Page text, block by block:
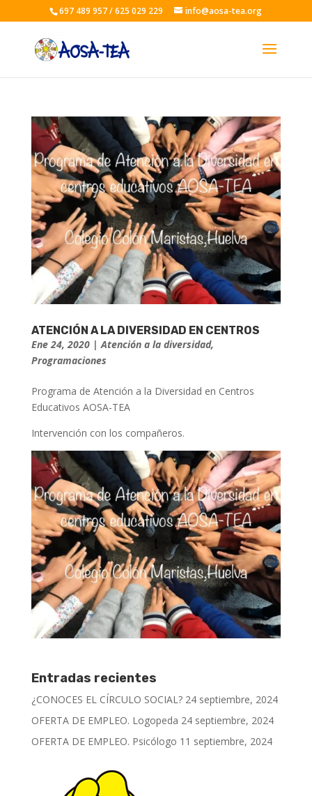
697 489 957 / 625 029 229 info@aosa-tea.org
ATENCIÓN A LA DIVERSIDAD EN CENTROS
Ene 24, 2020| Atención a la diversidad,
Programaciones
Programa de Atención a la Diversidad en Centros
Educativos AOSA-TEA
Intervención con los compañeros.
Entradas recientes
¿CONOCES EL CÍRCULO SOCIAL? 24 septiembre, 2024
OFERTA DE EMPLEO. Logopeda 24 septiembre, 2024
OFERTA DE EMPLEO. Psicólogo 11 septiembre, 2024